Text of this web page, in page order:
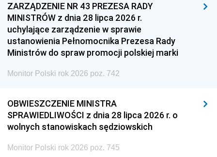
ZARZĄDZENIE NR 43 PREZESA RADY
MINISTRÓW z dnia 28 lipca 2026 r.
uchylające zarządzenie w sprawie
ustanowienia Pełnomocnika Prezesa Rady
Ministrów do spraw promocji polskiej marki
Monitor Polski rok 2026 poz. 742
OBWIESZCZENIE MINISTRA
SPRAWIEDLIWOŚCI z dnia 28 lipca 2026 r. o
wolnych stanowiskach sędziowskich
Monitor Polski rok 2026 poz. 745